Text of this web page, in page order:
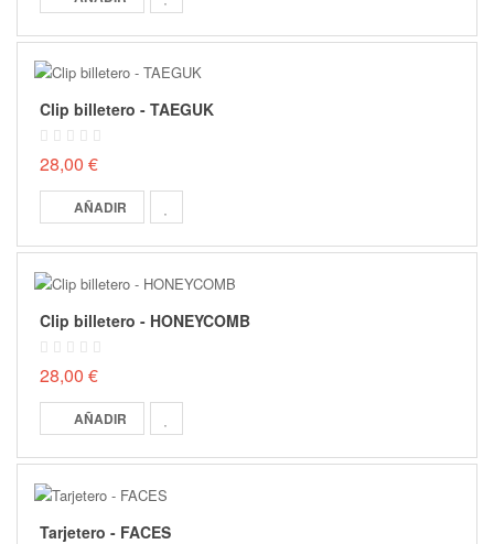
Clip billetero - TAEGUK
28,00 €
AÑADIR
Clip billetero - HONEYCOMB
28,00 €
AÑADIR
Tarjetero - FACES